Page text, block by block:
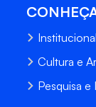
Institucional
Cultura e
Pesquisa e